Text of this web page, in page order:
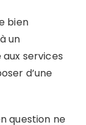
bien
un
services
d’une
question ne